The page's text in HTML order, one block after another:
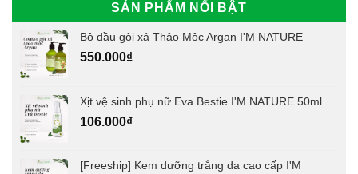
SẢN PHẨM NỔI BẬT
Bộ dầu gội xả Thảo Mộc Argan I'M NATURE
550.000₫
Xịt vệ sinh phụ nữ Eva Bestie I'M NATURE 50ml
106.000₫
[Freeship] Kem dưỡng trắng da cao cấp I'M